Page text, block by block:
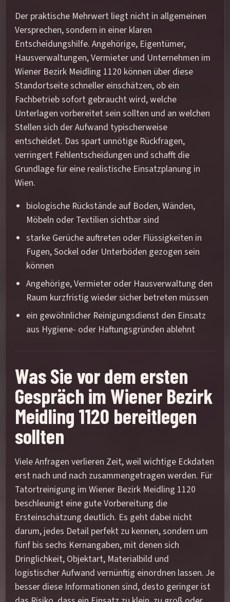
Der praktische Mehrwert liegt nicht in allgemeinen
Versprechen, sondern in einer klaren
Entscheidungshilfe. Angehörige, Eigentümer,
Hausverwaltungen, Vermieter und Unternehmen im
Wiener Bezirk Meidling 1120 können über diese
Standortseite schneller einschätzen, ob ein
Fachbetrieb sofort gebraucht wird, welche
Unterlagen vorbereitet sein sollten und an welchen
Stellen sich der Aufwand typischerweise
entscheidet. Das spart unnötige Rückfragen,
verringert Fehlentscheidungen und schafft die
Grundlage für eine realistische Einsatzplanung in
Wien.
biologische Rückstände auf Boden, Wänden,
Möbeln oder Textilien sichtbar sind
starke Gerüche auftreten oder Flüssigkeiten in
Fugen, Sockel oder Unterböden gezogen sein
können
Angehörige, Vermieter oder Hausverwaltung den
Raum kurzfristig wieder sicher betreten müssen
ein gewöhnlicher Reinigungsdienst den Einsatz
aus Hygiene- oder Haftungsgründen ablehnt
Was Sie vor dem ersten
Gespräch im Wiener Bezirk
Meidling 1120 bereitlegen
sollten
Viele Anfragen verlieren Zeit, weil wichtige Eckdaten
erst nach und nach zusammengetragen werden. Für
Tatortreinigung im Wiener Bezirk Meidling 1120
beschleunigt eine gute Vorbereitung die
Ersteinschätzung deutlich. Es geht dabei nicht
darum, jedes Detail perfekt zu kennen, sondern um
fünf bis sechs Kernangaben, mit denen sich
Dringlichkeit, Objektart, Materialbild und
logistischer Aufwand vernünftig einordnen lassen. Je
besser diese Informationen sind, desto geringer ist